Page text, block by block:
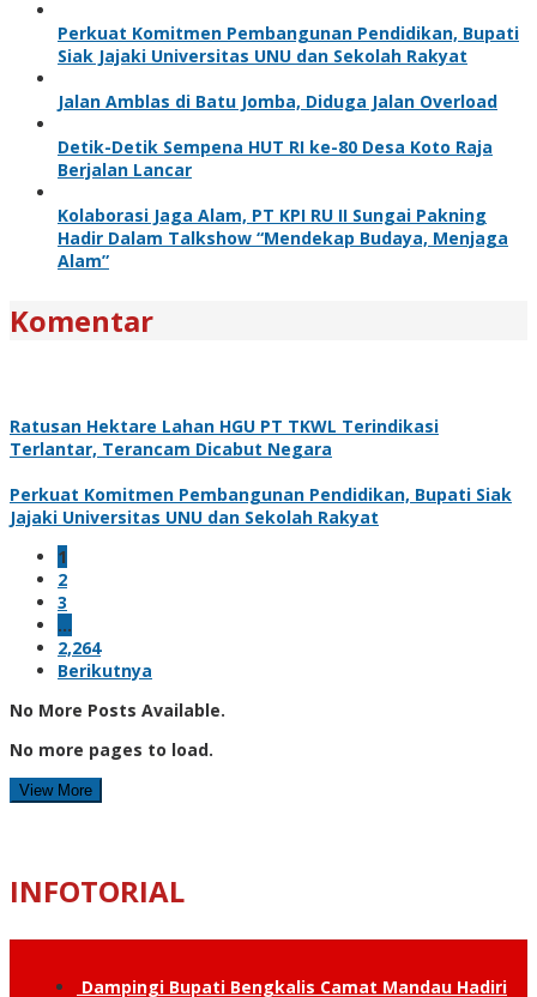
Perkuat Komitmen Pembangunan Pendidikan, Bupati
Siak Jajaki Universitas UNU dan Sekolah Rakyat
Jalan Amblas di Batu Jomba, Diduga Jalan Overload
Detik-Detik Sempena HUT RI ke-80 Desa Koto Raja
Berjalan Lancar
Kolaborasi Jaga Alam, PT KPI RU II Sungai Pakning
Hadir Dalam Talkshow “Mendekap Budaya, Menjaga
Alam”
Komentar
Ratusan Hektare Lahan HGU PT TKWL Terindikasi
Terlantar, Terancam Dicabut Negara
Perkuat Komitmen Pembangunan Pendidikan, Bupati Siak
Jajaki Universitas UNU dan Sekolah Rakyat
1
2
3
…
2,264
Berikutnya
No More Posts Available.
No more pages to load.
View More
INFOTORIAL
Dampingi Bupati Bengkalis Camat Mandau Hadiri